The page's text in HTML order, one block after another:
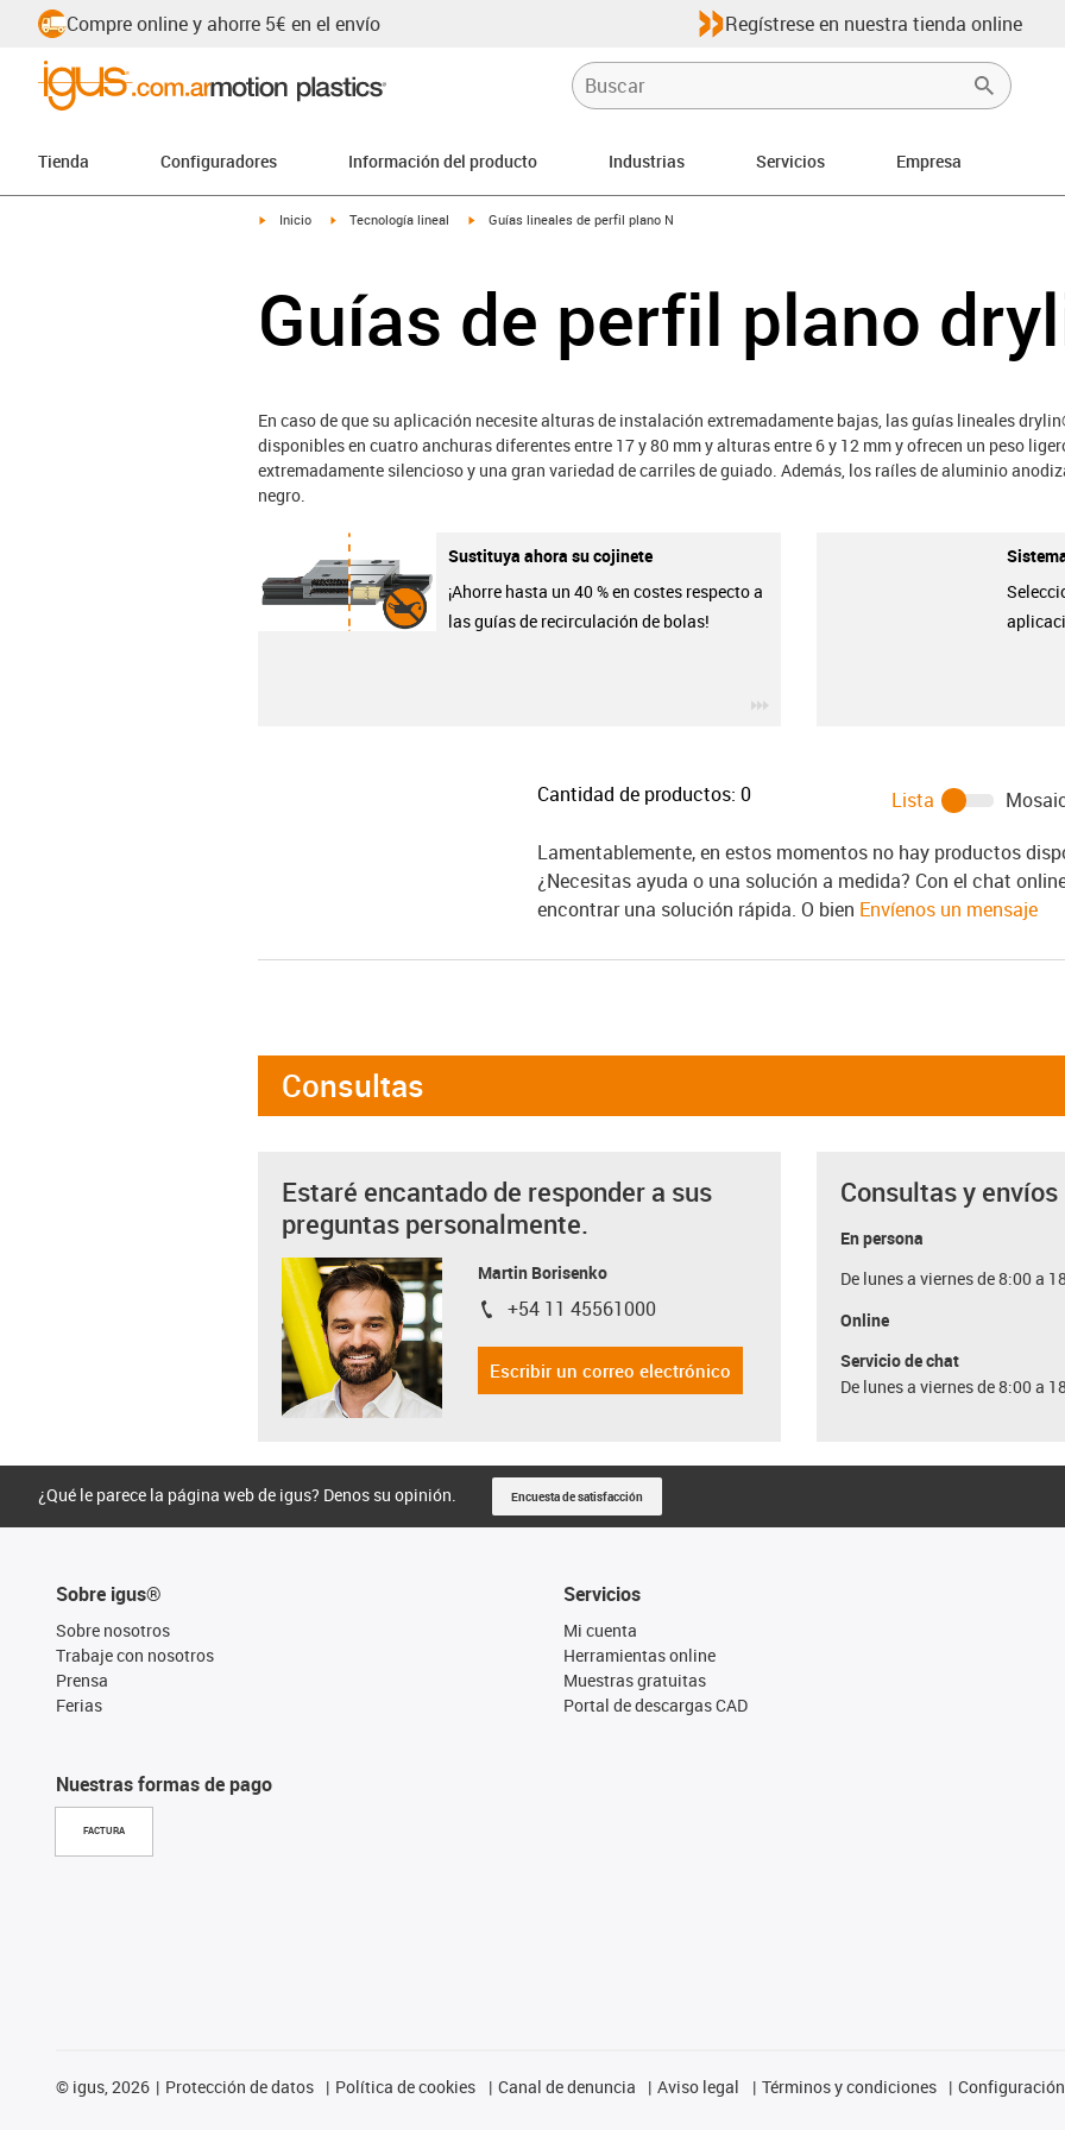
Compre online y ahorre 5€ en el envío Regístrese en nuestra tienda online
Tienda Configuradores Información del producto Industrias Servicios Empresa
igus-icon-arrow-right
Inicio igus-icon-arrow-right
Tecnología lineal igus-icon-arrow-right
Guías lineales de perfil plano N
Guías de perfil plano
En caso de que su aplicación necesite alturas de instalación extremadamente bajas, las guías lineales
disponibles en cuatro anchuras diferentes entre 17 y 80 mm y alturas entre 6 y 12 mm y ofrecen un peso
extremadamente silencioso y una gran variedad de carriles de guiado. Además, los raíles de aluminio
negro.
Sustituya ahora su cojinete
¡Ahorre hasta un 40 % en costes respecto a
las guías de recirculación de bolas!
Cantidad de productos: 0 Lista
Lamentablemente, en estos momentos no hay productos
¿Necesitas ayuda o una solución a medida? Con el chat
encontrar una solución rápida. O bien Envíenos un mensaje
Consultas
Estaré encantado de responder a sus
preguntas personalmente.
Martin Borisenko
igus-icon-phone
+54 11 45561000
Escribir un correo electrónico
Consultas y envíos
En persona
De lunes a viernes de 8:00 a
Online
Servicio de chat
De lunes a viernes de 8:00 a
¿Qué le parece la página web de igus? Denos su opinión. Encuesta de satisfacción
Sobre igus®
Sobre nosotros
Trabaje con nosotros
Prensa
Ferias
Nuestras formas de pago
FACTURA
Servicios
Mi cuenta
Herramientas online
Muestras gratuitas
Portal de descargas CAD
© igus, 2026 Protección de datos Política de cookies Canal de denuncia Aviso legal Términos y condiciones